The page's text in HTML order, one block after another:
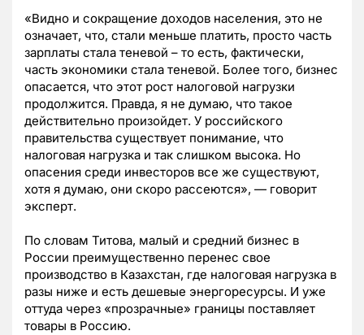
«Видно и сокращение доходов населения, это не
означает, что, стали меньше платить, просто часть
зарплаты стала теневой – то есть, фактически,
часть экономики стала теневой. Более того, бизнес
опасается, что этот рост налоговой нагрузки
продолжится. Правда, я не думаю, что такое
действительно произойдет. У российского
правительства существует понимание, что
налоговая нагрузка и так слишком высока. Но
опасения среди инвесторов все же существуют,
хотя я думаю, они скоро рассеются», — говорит
эксперт.
По словам Титова, малый и средний бизнес в
России преимущественно перенес свое
производство в Казахстан, где налоговая нагрузка в
разы ниже и есть дешевые энергоресурсы. И уже
оттуда через «прозрачные» границы поставляет
товары в Россию.